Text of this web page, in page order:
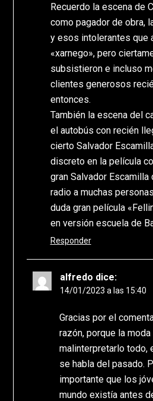
Recuerdo la escena de
como pagador de obra,
y esos intolerantes que
«xarnego», pero
subsistieron e incluso
clientes generosos
entonces.
También la escena del
el autobús con recién
cierto Salvador
discreto en la película
gran Salvador Escamilla
radio a muchas
duda gran película
en versión escuela de
Responder
alfredo dice:
14/01/2023 a las 15:40
Gracias por el
razón, porque la
malinterpretarlo todo,
se habla del pasado.
importante que los
mundo existía antes